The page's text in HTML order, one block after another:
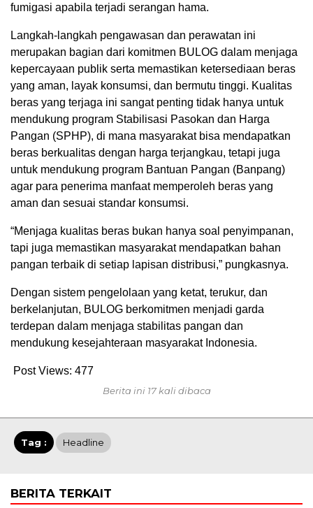
fumigasi apabila terjadi serangan hama.
Langkah-langkah pengawasan dan perawatan ini
merupakan bagian dari komitmen BULOG dalam menjaga
kepercayaan publik serta memastikan ketersediaan beras
yang aman, layak konsumsi, dan bermutu tinggi. Kualitas
beras yang terjaga ini sangat penting tidak hanya untuk
mendukung program Stabilisasi Pasokan dan Harga
Pangan (SPHP), di mana masyarakat bisa mendapatkan
beras berkualitas dengan harga terjangkau, tetapi juga
untuk mendukung program Bantuan Pangan (Banpang)
agar para penerima manfaat memperoleh beras yang
aman dan sesuai standar konsumsi.
“Menjaga kualitas beras bukan hanya soal penyimpanan,
tapi juga memastikan masyarakat mendapatkan bahan
pangan terbaik di setiap lapisan distribusi,” pungkasnya.
Dengan sistem pengelolaan yang ketat, terukur, dan
berkelanjutan, BULOG berkomitmen menjadi garda
terdepan dalam menjaga stabilitas pangan dan
mendukung kesejahteraan masyarakat Indonesia.
Post Views: 477
Berita ini 17 kali dibaca
Tag : Headline
BERITA TERKAIT